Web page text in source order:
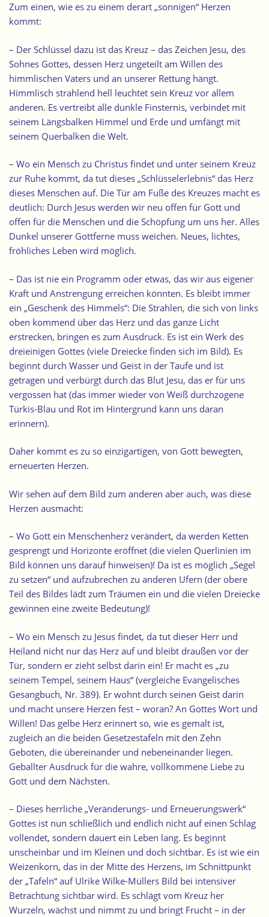
Zum einen, wie es zu einem derart „sonnigen“ Herzen
kommt:
– Der Schlüssel dazu ist das Kreuz – das Zeichen Jesu, des
Sohnes Gottes, dessen Herz ungeteilt am Willen des
himmlischen Vaters und an unserer Rettung hängt.
Himmlisch strahlend hell leuchtet sein Kreuz vor allem
anderen. Es vertreibt alle dunkle Finsternis, verbindet mit
seinem Längsbalken Himmel und Erde und umfängt mit
seinem Querbalken die Welt.
– Wo ein Mensch zu Christus findet und unter seinem Kreuz
zur Ruhe kommt, da tut dieses „Schlüsselerlebnis“ das Herz
dieses Menschen auf. Die Tür am Fuße des Kreuzes macht es
deutlich: Durch Jesus werden wir neu offen für Gott und
offen für die Menschen und die Schöpfung um uns her. Alles
Dunkel unserer Gottferne muss weichen. Neues, lichtes,
fröhliches Leben wird möglich.
– Das ist nie ein Programm oder etwas, das wir aus eigener
Kraft und Anstrengung erreichen könnten. Es bleibt immer
ein „Geschenk des Himmels“: Die Strahlen, die sich von links
oben kommend über das Herz und das ganze Licht
erstrecken, bringen es zum Ausdruck. Es ist ein Werk des
dreieinigen Gottes (viele Dreiecke finden sich im Bild). Es
beginnt durch Wasser und Geist in der Taufe und ist
getragen und verbürgt durch das Blut Jesu, das er für uns
vergossen hat (das immer wieder von Weiß durchzogene
Türkis-Blau und Rot im Hintergrund kann uns daran
erinnern).
Daher kommt es zu so einzigartigen, von Gott bewegten,
erneuerten Herzen.
Wir sehen auf dem Bild zum anderen aber auch, was diese
Herzen ausmacht:
– Wo Gott ein Menschenherz verändert, da werden Ketten
gesprengt und Horizonte eröffnet (die vielen Querlinien im
Bild können uns darauf hinweisen)! Da ist es möglich „Segel
zu setzen“ und aufzubrechen zu anderen Ufern (der obere
Teil des Bildes lädt zum Träumen ein und die vielen Dreiecke
gewinnen eine zweite Bedeutung)!
– Wo ein Mensch zu Jesus findet, da tut dieser Herr und
Heiland nicht nur das Herz auf und bleibt draußen vor der
Tür, sondern er zieht selbst darin ein! Er macht es „zu
seinem Tempel, seinem Haus“ (vergleiche Evangelisches
Gesangbuch, Nr. 389). Er wohnt durch seinen Geist darin
und macht unsere Herzen fest – woran? An Gottes Wort und
Willen! Das gelbe Herz erinnert so, wie es gemalt ist,
zugleich an die beiden Gesetzestafeln mit den Zehn
Geboten, die übereinander und nebeneinander liegen.
Geballter Ausdruck für die wahre, vollkommene Liebe zu
Gott und dem Nächsten.
– Dieses herrliche „Veränderungs- und Erneuerungswerk“
Gottes ist nun schließlich und endlich nicht auf einen Schlag
vollendet, sondern dauert ein Leben lang. Es beginnt
unscheinbar und im Kleinen und doch sichtbar. Es ist wie ein
Weizenkorn, das in der Mitte des Herzens, im Schnittpunkt
der „Tafeln“ auf Ulrike Wilke-Müllers Bild bei intensiver
Betrachtung sichtbar wird. Es schlägt vom Kreuz her
Wurzeln, wächst und nimmt zu und bringt Frucht – in der